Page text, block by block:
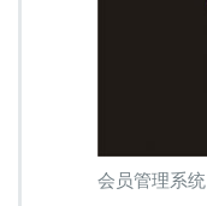
会员管理系统